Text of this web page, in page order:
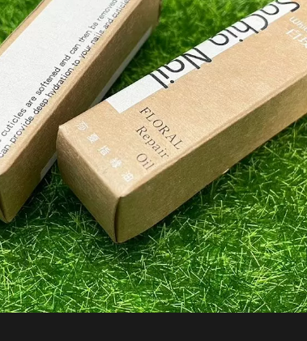
Caixas De Papel Holográfico
Para Cosméticos